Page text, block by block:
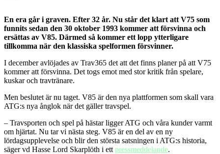
En era går i graven. Efter 32 år. Nu står det klart att V75 som
funnits sedan den 30 oktober 1993 kommer att försvinna och
ersättas av V85. Därmed så kommer ett lopp ytterligare
tillkomma när den klassiska spelformen försvinner.
I december avlöjades av Trav365 det att det finns planer på att V75
kommer att försvinna. Det togs emot med stor kritik från spelare,
kuskar och travtränare.
Men beslutet är nu taget. V85 är den nya plattformen som skall vara
ATG:s nya ånglok när det gäller travspel.
– Travsporten och spel på hästar ligger ATG och våra kunder varmt
om hjärtat. Nu tar vi nästa steg. V85 är en del av en ny
lördagsupplevelse och blir den största satsningen i ATG:s historia,
säger vd Hasse Lord Skarplöth i ett pressmeddelande.